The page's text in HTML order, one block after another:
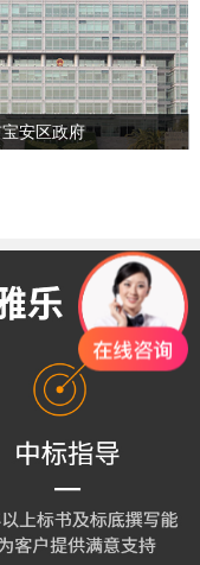
安区政府